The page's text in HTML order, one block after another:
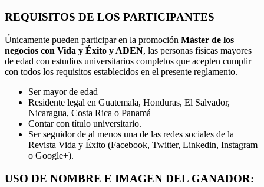
REQUISITOS DE LOS PARTICIPANTES
Únicamente pueden participar en la promoción Máster de los
negocios con Vida y Éxito y ADEN, las personas físicas mayores
de edad con estudios universitarios completos que acepten cumplir
con todos los requisitos establecidos en el presente reglamento.
Ser mayor de edad
Residente legal en Guatemala, Honduras, El Salvador,
Nicaragua, Costa Rica o Panamá
Contar con título universitario.
Ser seguidor de al menos una de las redes sociales de la
Revista Vida y Éxito (Facebook, Twitter, Linkedin, Instagram
o Google+).
USO DE NOMBRE E IMAGEN DEL GANADOR: